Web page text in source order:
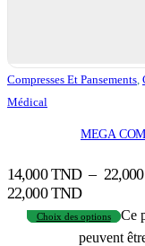
Compresses Et Pansements
Médical
MEGA
14,000TND –
22,000 TND
Choix des options
Ce
peuvent